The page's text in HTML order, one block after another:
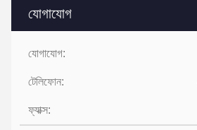
যোগাযোগ
যোগাযোগ:
টেলিফোন:
ফ্যাক্স: